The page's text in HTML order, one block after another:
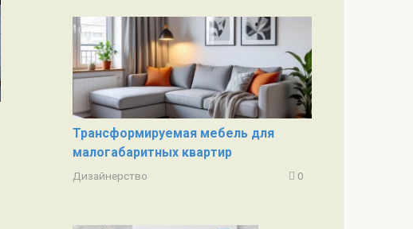
Трансформируемая мебель для
малогабаритных квартир
Дизайнерство 0